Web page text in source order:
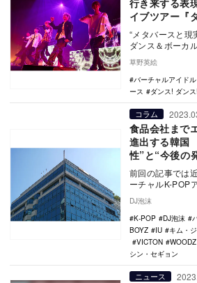
行き来する表
イブツアー『
ス!!!』東京公
“メタバースと現
ダンス＆ボーカ
ブツアー『…
草野英絵
バーチャルアイドル
ース
ダンス! ダン
コラム
食品会社まで
進出する韓
性”と“今後の
前回の記事では
ーチャルK-POP
手企業がア…
DJ泡沫
K-POP
DJ泡沫
BOYZ
IU
キム・
VICTON
WOODZ
シン・セギョン
ニュース